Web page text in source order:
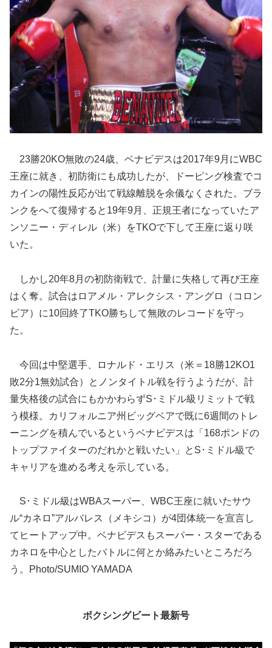
23勝20KO無敗の24歳、ベナビデスは2017年9月にWBC
王座に就き、初防衛にも成功したが、ドーピング検査でコ
カインの陽性反応が出て戦線離脱を余儀なくされた。ブラ
ンクをへて復帰すると19年9月、正規王者になっていたア
ンソニー・ディレル（米）をTKOで下して王座に返り咲
いた。
しかし20年8月の初防衛戦で、計量に失格して再び王座
はく奪。試合はロアメル・アレクシス・アングロ（コロン
ビア）に10回終了TKO勝ちして無敗のレコードを守っ
た。
今回は中堅選手、ロナルド・エリス（米＝18勝12KO1
敗2分1無効試合）とノンタイトル戦を行うようだが、計
量失格後の試合にもかかわらずS･ミドル級リミットで戦
う模様。カリフォルニア州ビッグベアで既に6週間のトレ
ーニングを積んでいるというベナビデスは「168ポンドの
トップファイターのだれかと戦いたい」とS･ミドル級で
キャリアを進める考えを示している。
S･ミドル級はWBAスーパー、WBC王座に就いたサウ
ル“カネロ”アルバレス（メキシコ）が4団体統一を宣言し
てヒートアップ中。ベナビデスもスーパー・スターである
カネロを中心としたバトルに何とか絡みたいところだろ
う。Photo/SUMIO YAMADA
ボクシングビート最新号